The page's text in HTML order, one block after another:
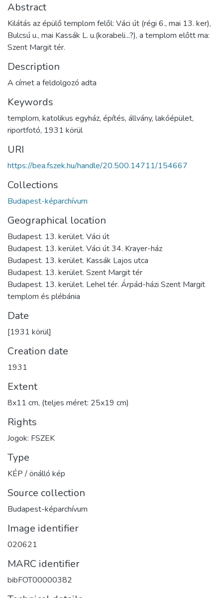
Abstract
Kilátás az épülő templom felől: Váci út (régi 6., mai 13. ker),
Bulcsú u., mai Kassák L. u.(korabeli...?), a templom előtt ma:
Szent Margit tér.
Description
A címet a feldolgozó adta
Keywords
templom, katolikus egyház, építés, állvány, lakóépület,
riportfotó, 1931 körül
URI
https://bea.fszek.hu/handle/20.500.14711/154667
Collections
Budapest-képarchívum
Geographical location
Budapest. 13. kerület. Váci út
Budapest. 13. kerület. Váci út 34. Krayer-ház
Budapest. 13. kerület. Kassák Lajos utca
Budapest. 13. kerület. Szent Margit tér
Budapest. 13. kerület. Lehel tér. Árpád-házi Szent Margit
templom és plébánia
Date
[1931 körül]
Creation date
1931
Extent
8x11 cm, (teljes méret: 25x19 cm)
Rights
Jogok: FSZEK
Type
KÉP / önálló kép
Source collection
Budapest-képarchívum
Image identifier
020621
MARC identifier
bibFOT00000382